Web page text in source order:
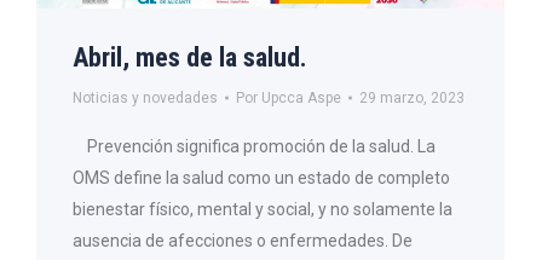
Abril, mes de la salud.
Noticias y novedades Por Upcca Aspe 29 marzo, 2023
Prevención significa promoción de la salud. La
OMS define la salud como un estado de completo
bienestar físico, mental y social, y no solamente la
ausencia de afecciones o enfermedades. De